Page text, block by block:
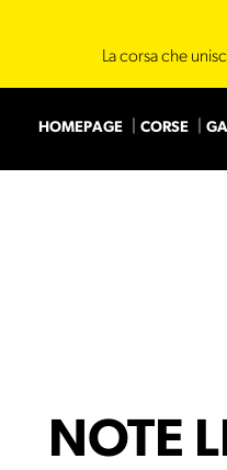
La corsa che
HOMEPAGE CORSE
NOTE